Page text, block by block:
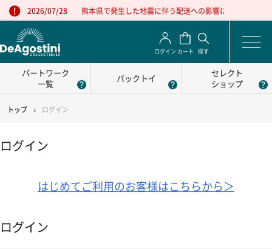
2026/07/28 熊本県で発生した地震に伴う配送への影響について
ログイン カート 探す
パートワーク
一覧
パックトイ
セレクト
ショップ
トップ ログイン
ログイン
はじめてご利用のお客様はこちらから＞
ログイン